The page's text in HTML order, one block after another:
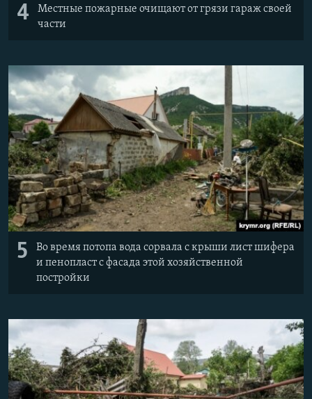
4
Местные пожарные очищают от грязи гараж своей
части
5
Во время потопа вода сорвала с крыши лист шифера
и пенопласт с фасада этой хозяйственной
постройки